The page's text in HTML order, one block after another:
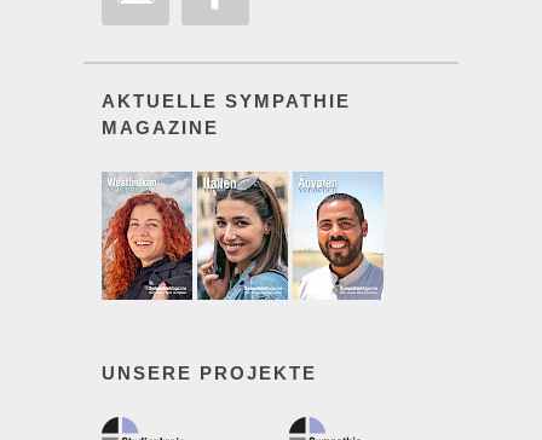
AKTUELLE SYMPATHIE
MAGAZINE
UNSERE PROJEKTE